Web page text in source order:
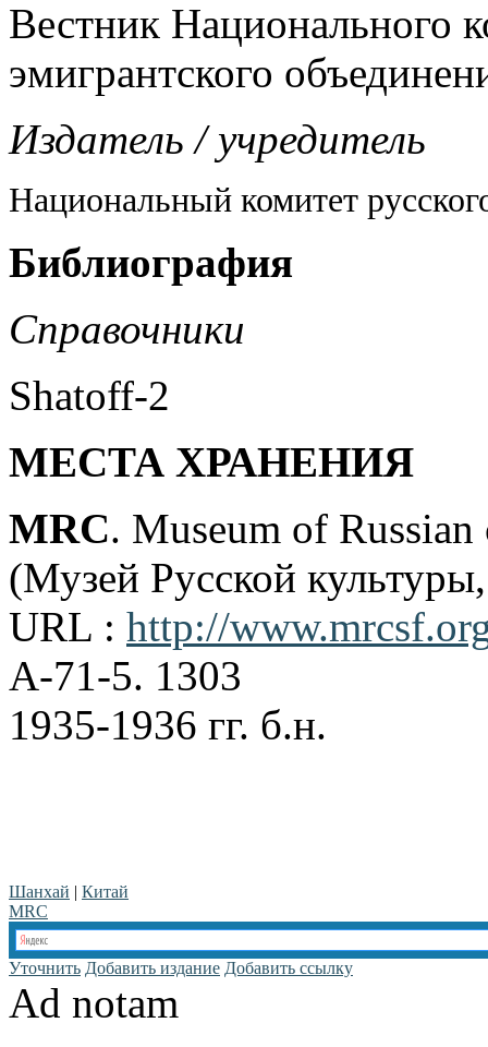
Вестник Национального
эмигрантского
Издатель / учредитель
Национальный комитет
Библиография
Справочники
Shatoff-2
МЕСТА ХРАНЕНИЯ
MRC. Museum of
(Музей Русской
URL : http://
A-71-5. 1303
1935-1936 гг. б.н.
Шанхай | Китай
MRC
Уточнить Добавить издание Добавить ссылку
Ad notam